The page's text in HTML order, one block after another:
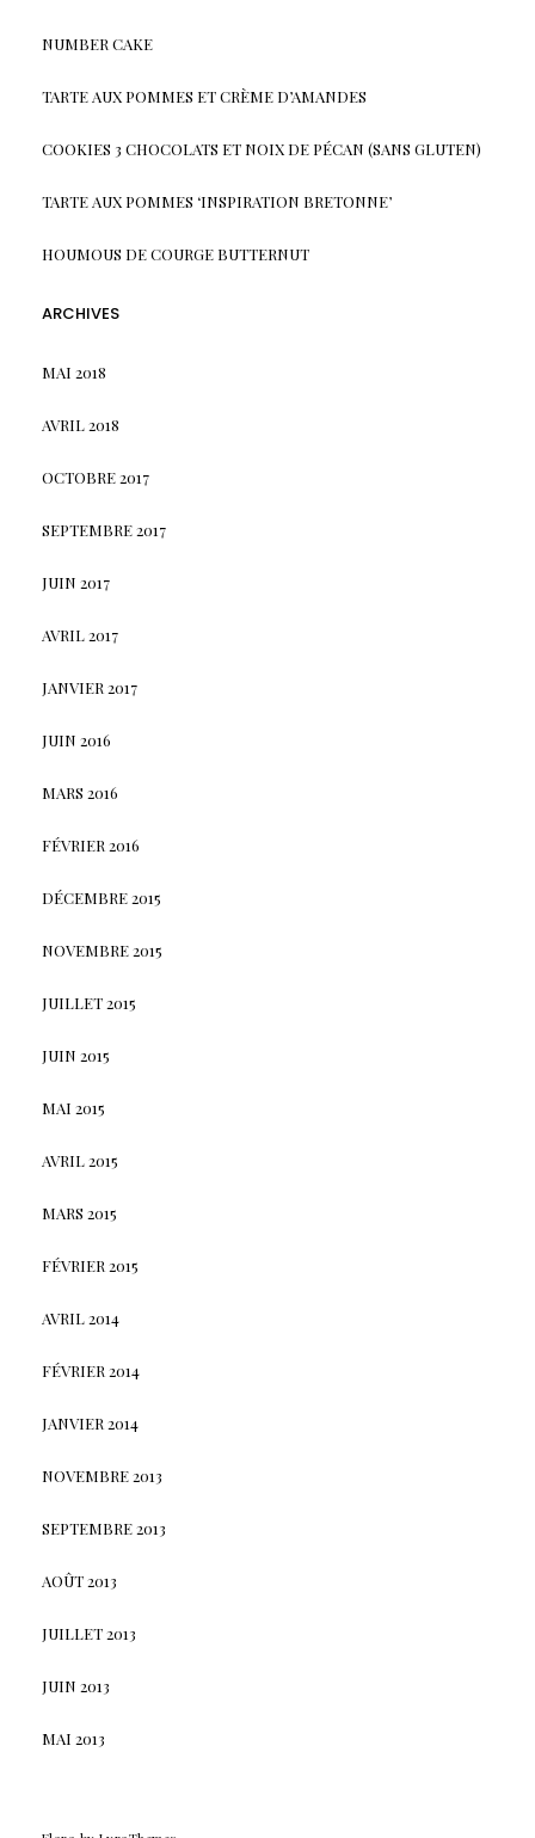
NUMBER CAKE
TARTE AUX POMMES ET CRÈME D’AMANDES
COOKIES 3 CHOCOLATS ET NOIX DE PÉCAN (SANS GLUTEN)
TARTE AUX POMMES ‘INSPIRATION BRETONNE’
HOUMOUS DE COURGE BUTTERNUT
ARCHIVES
MAI 2018
AVRIL 2018
OCTOBRE 2017
SEPTEMBRE 2017
JUIN 2017
AVRIL 2017
JANVIER 2017
JUIN 2016
MARS 2016
FÉVRIER 2016
DÉCEMBRE 2015
NOVEMBRE 2015
JUILLET 2015
JUIN 2015
MAI 2015
AVRIL 2015
MARS 2015
FÉVRIER 2015
AVRIL 2014
FÉVRIER 2014
JANVIER 2014
NOVEMBRE 2013
SEPTEMBRE 2013
AOÛT 2013
JUILLET 2013
JUIN 2013
MAI 2013